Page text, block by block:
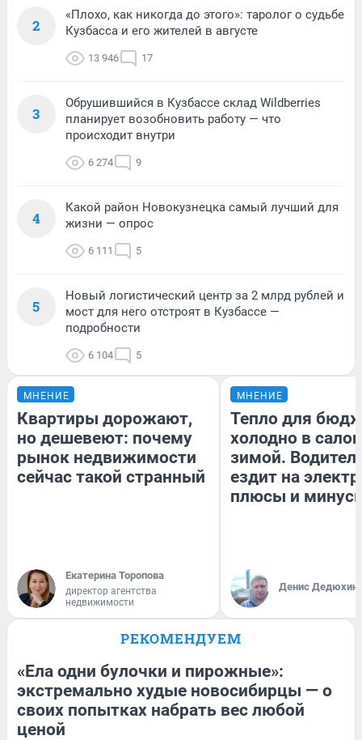
2
«Плохо, как никогда до этого»: таролог о судьбе
Кузбасса и его жителей в августе
13 946 17
3
Обрушившийся в Кузбассе склад Wildberries
планирует возобновить работу — что
происходит внутри
6 274 9
4
Какой район Новокузнецка самый лучший для
жизни — опрос
6 111 5
5
Новый логистический центр за 2 млрд рублей и
мост для него отстроят в Кузбассе —
подробности
6 104 5
МНЕНИЕ
Квартиры дорожают,
но дешевеют: почему
рынок недвижимости
сейчас такой странный
Екатерина Торопова
директор агентства
недвижимости
МНЕНИЕ
Тепло для
холодно в
зимой.
ездит на
плюсы и
Денис Дедюхин
РЕКОМЕНДУЕМ
«Ела одни булочки и пирожные»:
экстремально худые новосибирцы — о
своих попытках набрать вес любой
ценой